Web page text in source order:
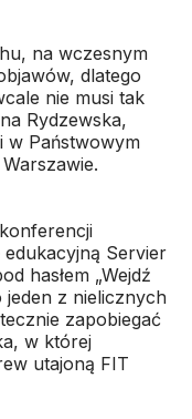
na wczesnym
dlatego
nie musi tak
Rydzewska,
w Państwowym
Servier
hasłem „Wejdź
jeden z nielicznych
zapobiegać
w której
utajoną FIT